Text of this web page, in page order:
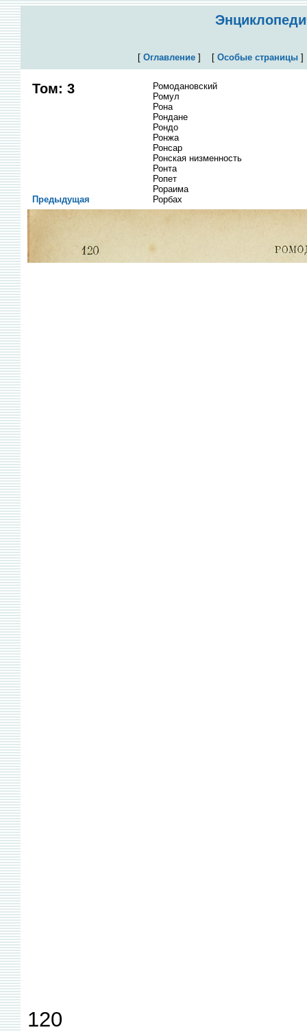
[ Оглавление] [ Особые страницы
Том: 3
Ромодановский
Ромул
Рона
Рондане
Рондо
Ронжа
Ронсар
Ронская низменность
Ронта
Ропет
Рораима
Рорбах
Предыдущая
120